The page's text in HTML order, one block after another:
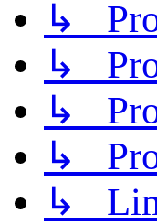
↳
↳
↳
↳
↳